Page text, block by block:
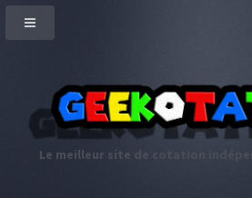
Le meilleur site de cotation